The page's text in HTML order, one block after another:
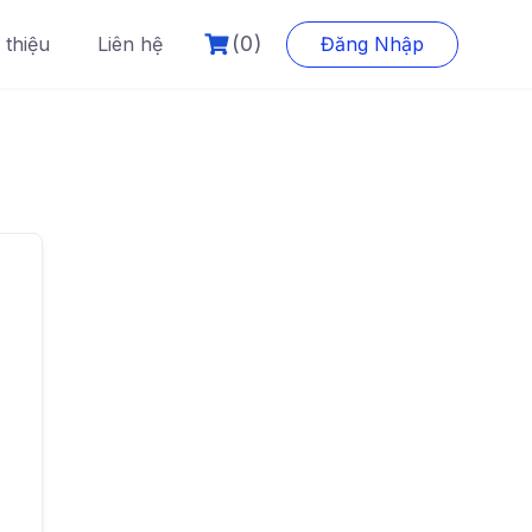
thiệu Liên hệ (0) Đăng Nhập